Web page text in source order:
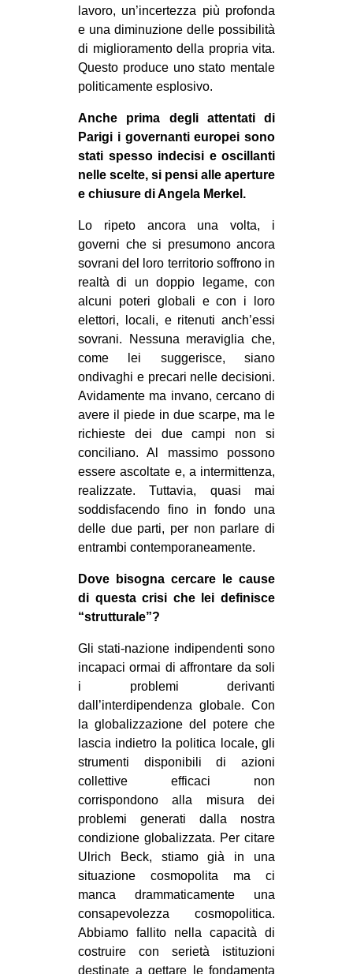
lavoro, un’incertezza più profonda
e una diminuzione delle possibilità
di miglioramento della propria vita.
Questo produce uno stato mentale
politicamente esplosivo.
Anche prima degli attentati di
Parigi i governanti europei sono
stati spesso indecisi e oscillanti
nelle scelte, si pensi alle aperture
e chiusure di Angela Merkel.
Lo ripeto ancora una volta, i
governi che si presumono ancora
sovrani del loro territorio soffrono in
realtà di un doppio legame, con
alcuni poteri globali e con i loro
elettori, locali, e ritenuti anch’essi
sovrani. Nessuna meraviglia che,
come lei suggerisce, siano
ondivaghi e precari nelle decisioni.
Avidamente ma invano, cercano di
avere il piede in due scarpe, ma le
richieste dei due campi non si
conciliano. Al massimo possono
essere ascoltate e, a intermittenza,
realizzate. Tuttavia, quasi mai
soddisfacendo fino in fondo una
delle due parti, per non parlare di
entrambi contemporaneamente.
Dove bisogna cercare le cause
di questa crisi che lei definisce
“strutturale”?
Gli stati-nazione indipendenti sono
incapaci ormai di affrontare da soli
i problemi derivanti
dall’interdipendenza globale. Con
la globalizzazione del potere che
lascia indietro la politica locale, gli
strumenti disponibili di azioni
collettive efficaci non
corrispondono alla misura dei
problemi generati dalla nostra
condizione globalizzata. Per citare
Ulrich Beck, stiamo già in una
situazione cosmopolita ma ci
manca drammaticamente una
consapevolezza cosmopolitica.
Abbiamo fallito nella capacità di
costruire con serietà istituzioni
destinate a gettare le fondamenta